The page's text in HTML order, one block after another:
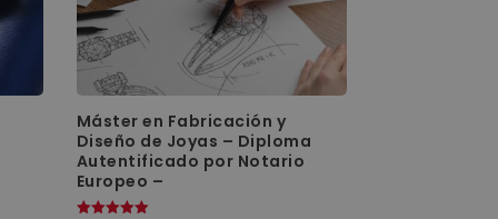
Máster en Fabricación y
Diseño de Joyas – Diploma
Autentificado por Notario
Europeo –